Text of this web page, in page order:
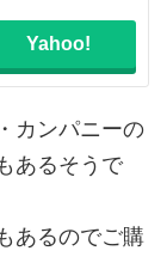
Yahoo!
カンパニーの
あるそうで
あるのでご購